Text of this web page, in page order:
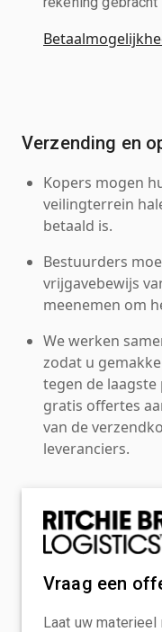
Verzending en
Kopers mogen
veilingterrein
betaald is.
Bestuurders
vrijgavebewijs
meenemen om
We werken
zodat u
tegen de
gratis offertes
van de
leveranciers.
Vraag een
Laat uw